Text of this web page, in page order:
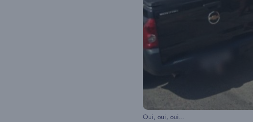
Oui, oui, oui…